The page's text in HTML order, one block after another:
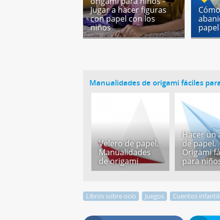
Jugar a hacer figuras
con papel con los
niños
papel
Manualidades de origami fáciles
Velero de papel.
Manualidades
de origami
Hacer un
de papel.
Origami
para
Libros sobre ocio Juegos Cuentos